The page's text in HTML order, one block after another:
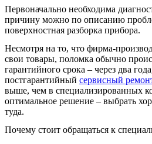
РЕМОНТ
РЕМОНТ ПЛОЕК ДЛЯ
РЕМОНТ
РЕМОНТ
РЕМОНТ ИГРОВЫХ
РЕМОНТ APPLE
Первоначально необходима
причину можно по описанию
поверхностная разборка прибора.
Несмотря на то, что фирма-
свои товары, поломка обычно
гарантийного срока – через два
постгарантийный сервисный
выше, чем в специализированных
оптимальное решение – выбрать
туда.
Почему стоит обращаться к